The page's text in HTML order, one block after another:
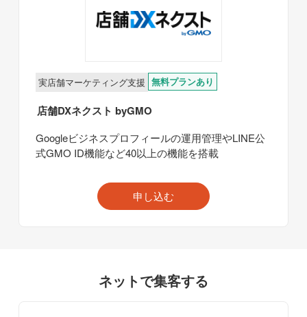
実店舗マーケティング支援 無料プランあり
店舗DXネクスト byGMO
Googleビジネスプロフィールの運用管理やLINE公
式GMO ID機能など40以上の機能を搭載
申し込む
ネットで集客する